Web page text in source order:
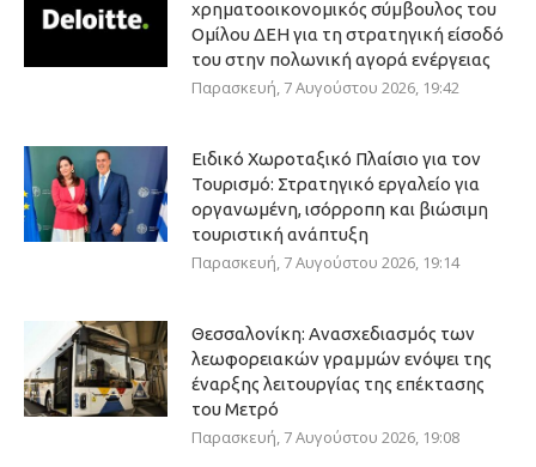
χρηματοοικονομικός σύμβουλος του
Ομίλου ΔΕΗ για τη στρατηγική είσοδό
του στην πολωνική αγορά ενέργειας
Παρασκευή, 7 Αυγούστου 2026, 19:42
Ειδικό Χωροταξικό Πλαίσιο για τον
Τουρισμό: Στρατηγικό εργαλείο για
οργανωμένη, ισόρροπη και βιώσιμη
τουριστική ανάπτυξη
Παρασκευή, 7 Αυγούστου 2026, 19:14
Θεσσαλονίκη: Ανασχεδιασμός των
λεωφορειακών γραμμών ενόψει της
έναρξης λειτουργίας της επέκτασης
του Μετρό
Παρασκευή, 7 Αυγούστου 2026, 19:08